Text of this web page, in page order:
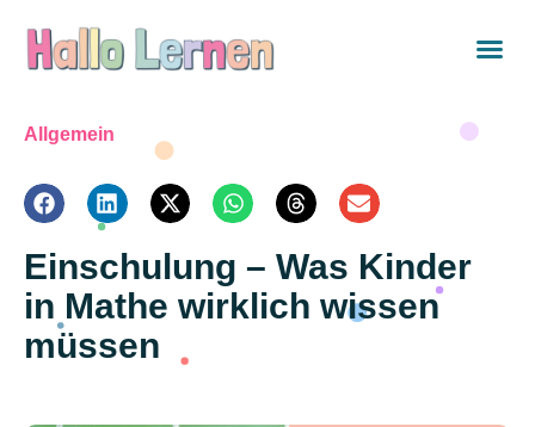
Allgemein
Einschulung – Was Kinder
in Mathe wirklich wissen
müssen